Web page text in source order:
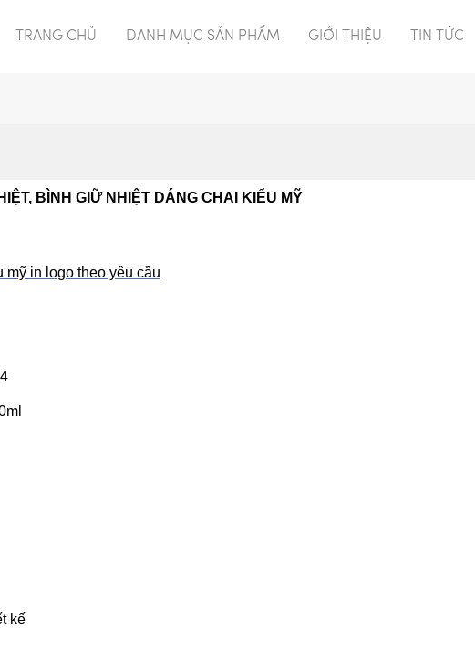
TRANG CHỦ DANH MỤC SẢN PHẨM GIỚI THIỆU TIN TỨC
BÌNH GIỮ NHIỆT DÁNG CHAI KIỂU MỸ
in logo theo yêu cầu
kế